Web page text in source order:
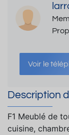
Voir le
Description
F1 Meublé de
cuisine,